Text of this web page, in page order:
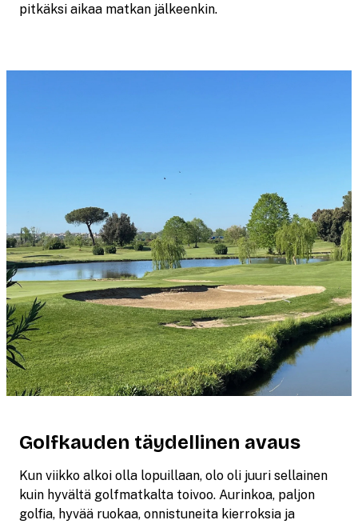
pitkäksi aikaa matkan jälkeenkin.
Golfkauden täydellinen avaus
Kun viikko alkoi olla lopuillaan, olo oli juuri sellainen
kuin hyvältä golfmatkalta toivoo. Aurinkoa, paljon
golfia, hyvää ruokaa, onnistuneita kierroksia ja